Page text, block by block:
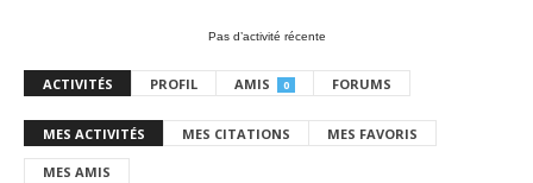
Pas d’activité récente
ACTIVITÉS PROFIL AMIS 0 FORUMS
MES ACTIVITÉS MES CITATIONS MES FAVORIS
MES AMIS